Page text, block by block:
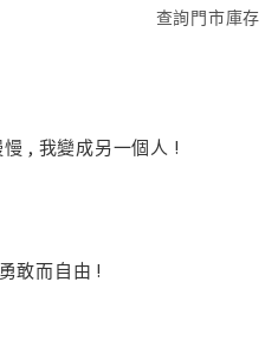
查詢門市庫存
, 我變成另一個人 !
敢而自由 !